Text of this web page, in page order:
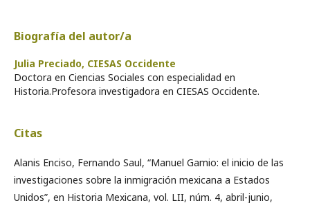
Biografía del autor/a
Julia Preciado, CIESAS Occidente
Doctora en Ciencias Sociales con especialidad en
Historia.Profesora investigadora en CIESAS Occidente.
Citas
Alanis Enciso, Fernando Saul, “Manuel Gamio: el inicio de las
investigaciones sobre la inmigración mexicana a Estados
Unidos”, en Historia Mexicana, vol. LII, núm. 4, abril-junio,